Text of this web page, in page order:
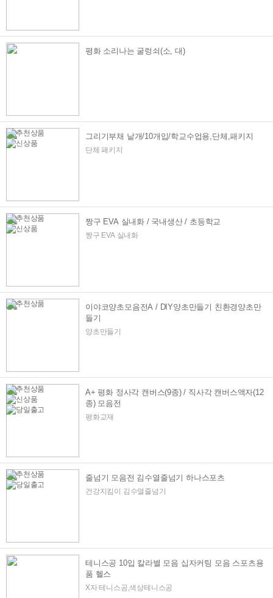
평화 소리나는 굴렁쇠(소, 대)
그리기부채 낱개/10개입/학교수업용,단체,패키지
단체 패키지
짱구 EVA 실내화 / 국내생산 / 초등학교
짱구 EVA 실내화
이야코양초모음전A / DIY양초만들기 친환경양초만
들기
양초만들기
A+ 평화 정사각 캔버스(9종) / 직사각 캔버스액자(12
종) 모음전
평화교재
줄넘기 모음전 김수열줄넘기 하나스포츠
건강지킴이 김수열줄넘기
테니스공 10입 칼라별 모음 십자커팅 모음 스포츠용
품 헬스
X자 테니스공,색상테니스공